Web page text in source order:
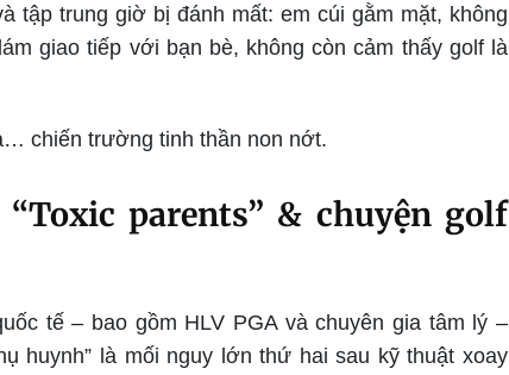
tập trung giờ bị đánh mất: em cúi gằm mặt, không
giao tiếp với bạn bè, không còn cảm thấy golf là
chiến trường tinh thần non nớt.
parents” & chuyện golf
tế – bao gồm HLV PGA và chuyên gia tâm lý –
huynh” là mối nguy lớn thứ hai sau kỹ thuật xoay